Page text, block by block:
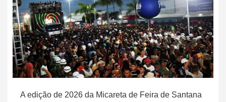
A edição de 2026 da Micareta de Feira de Santana